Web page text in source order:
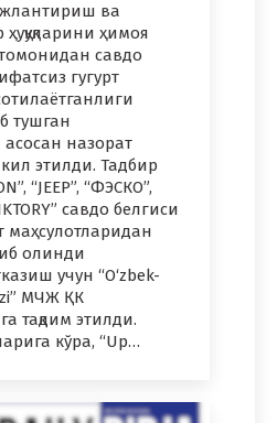
ва
ҳимоя
томонидан савдо
гугурт
тушган
назорат
этилди. Тадбир
“JEEP”, “ФЭСКО”,
савдо белгиси
маҳсулотларидан
олинди
учун “O‘zbek-
МЧЖ ҚК
тақдим этилди.
кўра, “Up…